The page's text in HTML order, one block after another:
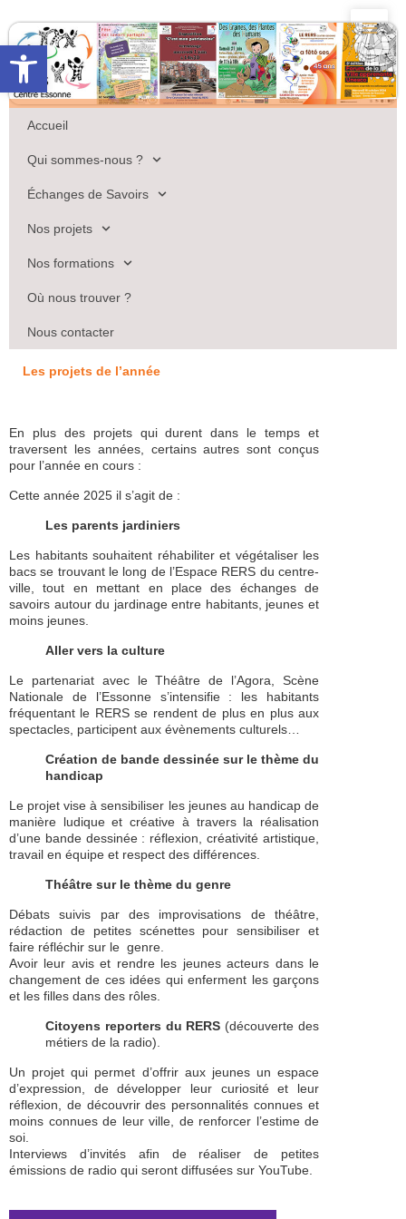
Ouvrir la barre d’outils
au
contenu
Accueil
Qui sommes-nous ?
Échanges de Savoirs
Nos projets
Nos formations
Où nous trouver ?
Nous contacter
Les projets de l’année
En plus des projets qui durent dans le temps et
traversent les années, certains autres sont conçus
pour l’année en cours :
Cette année 2025 il s’agit de :
Les parents jardiniers
Les habitants souhaitent réhabiliter et végétaliser les
bacs se trouvant le long de l’Espace RERS du centre-
ville, tout en mettant en place des échanges de
savoirs autour du jardinage entre habitants, jeunes et
moins jeunes.
Aller vers la culture
Le partenariat avec le Théâtre de l’Agora, Scène
Nationale de l’Essonne s’intensifie : les habitants
fréquentant le RERS se rendent de plus en plus aux
spectacles, participent aux évènements culturels…
Création de bande dessinée sur le thème du
handicap
Le projet vise à sensibiliser les jeunes au handicap de
manière ludique et créative à travers la réalisation
d’une bande dessinée : réflexion, créativité artistique,
travail en équipe et respect des différences.
Théâtre sur le thème du genre
Débats suivis par des improvisations de théâtre,
rédaction de petites scénettes pour sensibiliser et
faire réfléchir sur le genre.
Avoir leur avis et rendre les jeunes acteurs dans le
changement de ces idées qui enferment les garçons
et les filles dans des rôles.
Citoyens reporters du RERS (découverte des
métiers de la radio).
Un projet qui permet d’offrir aux jeunes un espace
d’expression, de développer leur curiosité et leur
réflexion, de découvrir des personnalités connues et
moins connues de leur ville, de renforcer l’estime de
soi.
Interviews d’invités afin de réaliser de petites
émissions de radio qui seront diffusées sur YouTube.